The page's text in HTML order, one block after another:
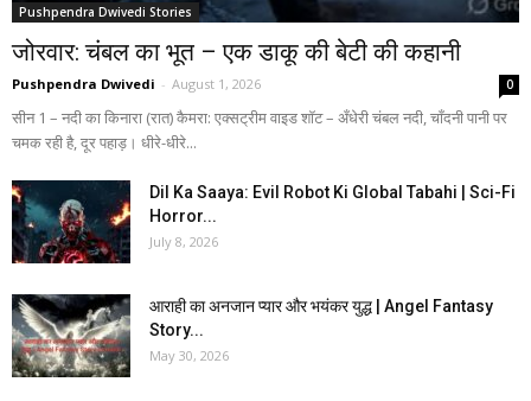
Pushpendra Dwivedi Stories
जोरवार: चंबल का भूत – एक डाकू की बेटी की कहानी
Pushpendra Dwivedi - August 1, 2026 0
सीन 1 – नदी का किनारा (रात) कैमरा: एक्सट्रीम वाइड शॉट – अँधेरी चंबल नदी, चाँदनी पानी पर
चमक रही है, दूर पहाड़। धीरे-धीरे...
Dil Ka Saaya: Evil Robot Ki Global Tabahi | Sci-Fi
Horror...
July 8, 2026
आराही का अनजान प्यार और भयंकर युद्ध | Angel Fantasy
Story...
May 30, 2026